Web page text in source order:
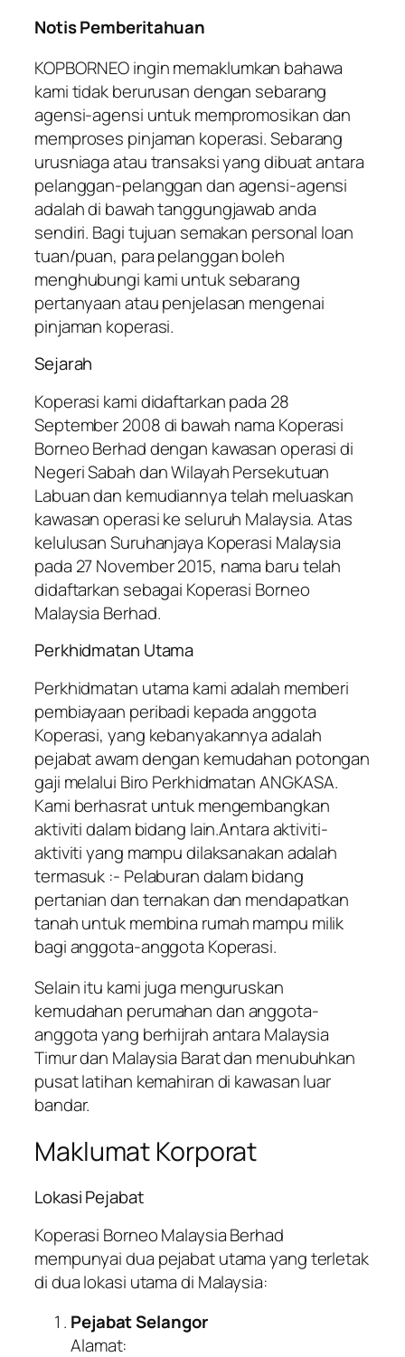
Notis Pemberitahuan
KOPBORNEOingin memaklumkan bahawa
kami tidak berurusan dengan sebarang
agensi-agensi untuk mempromosikan dan
memproses pinjaman koperasi. Sebarang
urusniaga atau transaksi yang dibuat antara
pelanggan-pelanggan dan agensi-agensi
adalah di bawah tanggungjawab anda
sendiri. Bagi tujuan semakan personal loan
tuan/puan, para pelanggan boleh
menghubungi kami untuk sebarang
pertanyaan atau penjelasan mengenai
pinjaman koperasi.
Sejarah
Koperasi kami didaftarkan pada 28
September 2008 di bawah nama Koperasi
Borneo Berhad dengan kawasan operasi di
Negeri Sabah dan Wilayah Persekutuan
Labuan dan kemudiannya telah meluaskan
kawasan operasi ke seluruh Malaysia. Atas
kelulusan Suruhanjaya Koperasi Malaysia
pada 27 November 2015, nama baru telah
didaftarkan sebagai Koperasi Borneo
Malaysia Berhad.
Perkhidmatan Utama
Perkhidmatan utama kami adalah memberi
pembiayaan peribadi kepada anggota
Koperasi, yang kebanyakannya adalah
pejabat awam dengan kemudahan potongan
gaji melalui Biro Perkhidmatan ANGKASA.
Kami berhasrat untuk mengembangkan
aktiviti dalam bidang lain.Antara aktiviti-
aktiviti yang mampu dilaksanakan adalah
termasuk :- Pelaburan dalam bidang
pertanian dan ternakan dan mendapatkan
tanah untuk membina rumah mampu milik
bagi anggota-anggota Koperasi.
Selain itu kami juga menguruskan
kemudahan perumahan dan anggota-
anggota yang berhijrah antara Malaysia
Timur dan Malaysia Barat dan menubuhkan
pusat latihan kemahiran di kawasan luar
bandar.
Maklumat Korporat
Lokasi Pejabat
Koperasi Borneo Malaysia Berhad
mempunyai dua pejabat utama yang terletak
di dua lokasi utama di Malaysia:
Pejabat Selangor
Alamat: